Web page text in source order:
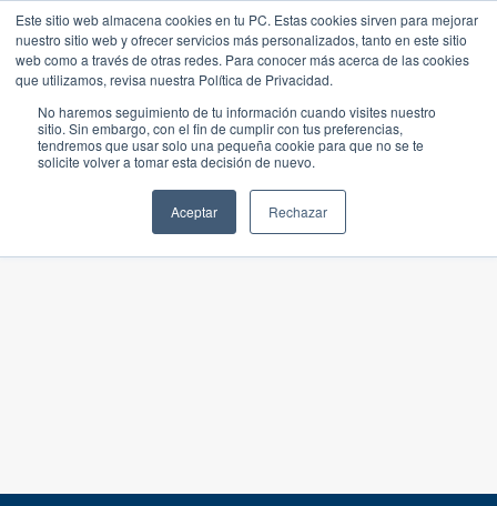
Este sitio web almacena cookies en tu PC. Estas cookies sirven para mejorar
nuestro sitio web y ofrecer servicios más personalizados, tanto en este sitio
web como a través de otras redes. Para conocer más acerca de las cookies
que utilizamos, revisa nuestra Política de Privacidad.
No haremos seguimiento de tu información cuando visites nuestro
sitio. Sin embargo, con el fin de cumplir con tus preferencias,
tendremos que usar solo una pequeña cookie para que no se te
solicite volver a tomar esta decisión de nuevo.
Aceptar Rechazar